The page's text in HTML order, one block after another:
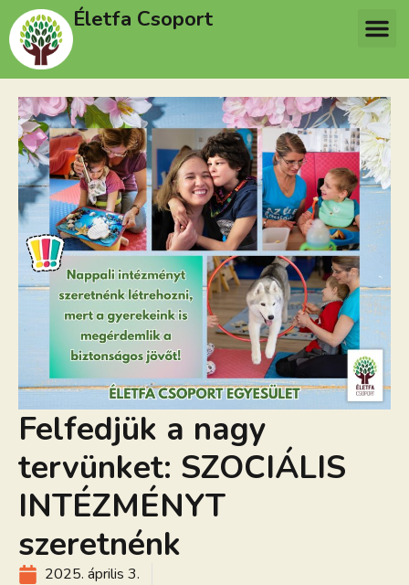
Életfa Csoport
Felfedjük a nagy
tervünket: SZOCIÁLIS
INTÉZMÉNYT
szeretnénk
2025. április 3.